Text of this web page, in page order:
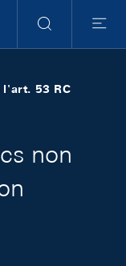
RechercheMenu
53 RC
non